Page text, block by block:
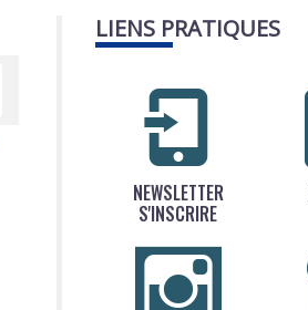
LIENS PRATIQUES
NEWSLETTER
S'INSCRIRE